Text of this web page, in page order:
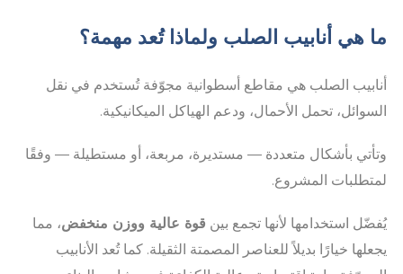
ما هي أنابيب الصلب ولماذا تُعد مهمة؟
أنابيب الصلب هي مقاطع أسطوانية مجوّفة تُستخدم في نقل
السوائل، تحمل الأحمال، ودعم الهياكل الميكانيكية.
وتأتي بأشكال متعددة — مستديرة، مربعة، أو مستطيلة — وفقًا
لمتطلبات المشروع.
يُفضّل استخدامها لأنها تجمع بين قوة عالية ووزن منخفض، مما
يجعلها خيارًا بديلاً للعناصر المصمتة الثقيلة. كما تُعد الأنابيب